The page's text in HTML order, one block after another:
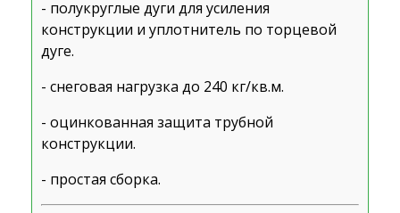
- полукруглые дуги для усиления
конструкции и уплотнитель по торцевой
дуге.
- снеговая нагрузка до 240 кг/кв.м.
- оцинкованная защита трубной
конструкции.
- простая сборка.